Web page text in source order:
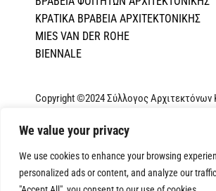
We value your privacy
We use cookies to enhance your browsing
personalized ads or content, and analyze our
ΚΡΑΤΙΚΑ ΒΡΑΒΕΙΑ ΑΡΧΙΤΕΚΤΟΝΙΚΗΣ
MIES VAN DER ROHE
BIENNALE
Copyright ©2024 Σύλλογος Αρχιτεκτόνων
Privacy Policy